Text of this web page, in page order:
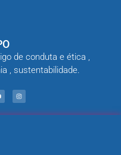
de conduta e ética ,
, sustentabilidade.